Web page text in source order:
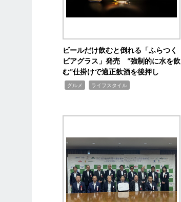
ビールだけ飲むと倒れる「ふらつく
ビアグラス」発売 “強制的に水を飲
む”仕掛けで適正飲酒を後押し
グルメ ライフスタイル